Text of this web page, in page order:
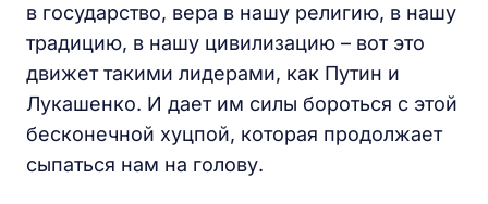
в государство, вера в нашу религию, в нашу
традицию, в нашу цивилизацию – вот это
движет такими лидерами, как Путин и
Лукашенко. И дает им силы бороться с этой
бесконечной хуцпой, которая продолжает
сыпаться нам на голову.